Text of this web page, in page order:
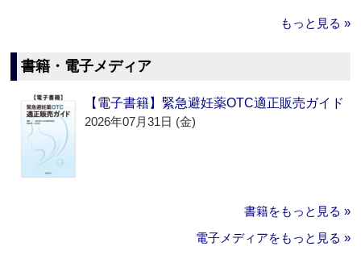
もっと見る »
書籍・電子メディア
【電子書籍】緊急避妊薬OTC適正販売ガイド
2026年07月31日 (金)
書籍をもっと見る »
電子メディアをもっと見る »